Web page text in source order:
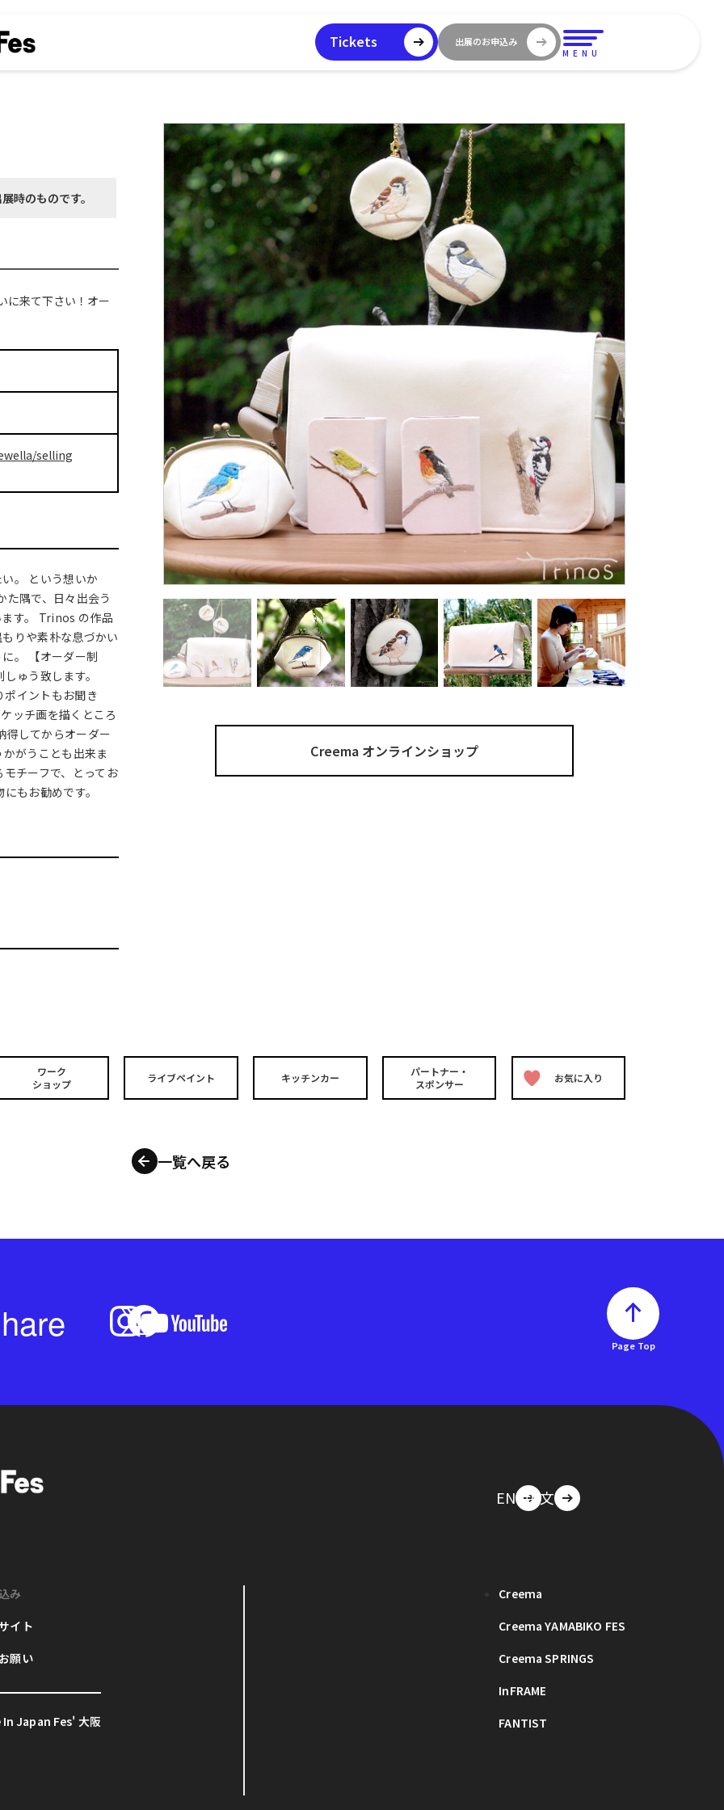
Tickets 出展のお申込み
MENU
時のものです。
に来て下さい！オー
selling
。 という想いか
隅で、日々出会う
す。 Trinos の作品
りや素朴な息づかい
。 【オーダー制
ゅう致します。
イントもお聞き
ッチ画を描くところ
得してからオーダー
がうことも出来ま
チーフで、とってお
もお勧めです。
Creema オンラインショップ
ワーク
ショップ
ライブペイント キッチンカー
パートナー・
スポンサー
お気に入り
一覧へ戻る
Page Top
EN 中文
み
イト
願い
Japan Fes' 大阪
Creema
Creema YAMABIKO FES
Creema SPRINGS
InFRAME
FANTIST